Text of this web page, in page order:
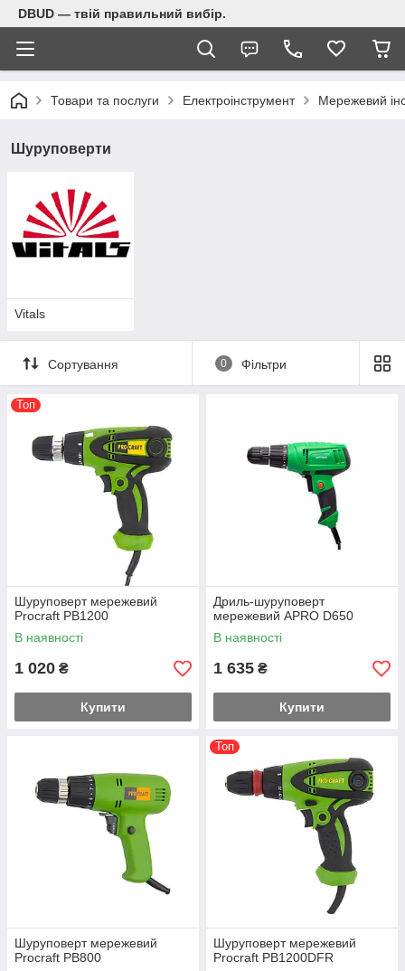
DBUD — твій правильний вибір.
Товари та послуги Електроінструмент Мережевий
Шуруповерти
Vitals
Сортування 0 Фільтри
Топ
Шуруповерт мережевий
Procraft PB1200
В наявності
1 020 ₴
Купити
Дриль-шуруповерт
мережевий APRO D650
В наявності
1 635 ₴
Купити
Шуруповерт мережевий
Procraft PB800
Топ
Шуруповерт мережевий
Procraft PB1200DFR